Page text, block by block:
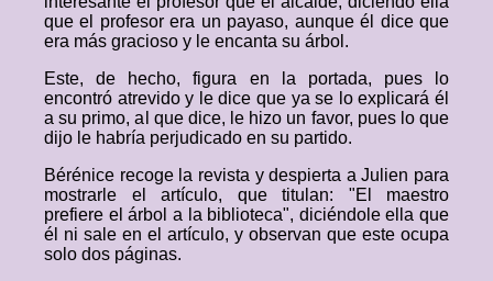
que el profesor era un payaso, aunque él dice que
era más gracioso y le encanta su árbol.
Este, de hecho, figura en la portada, pues lo
encontró atrevido y le dice que ya se lo explicará él
a su primo, al que dice, le hizo un favor, pues lo que
dijo le habría perjudicado en su partido.
Bérénice recoge la revista y despierta a Julien para
mostrarle el artículo, que titulan: "El maestro
prefiere el árbol a la biblioteca", diciéndole ella que
él ni sale en el artículo, y observan que este ocupa
solo dos páginas.